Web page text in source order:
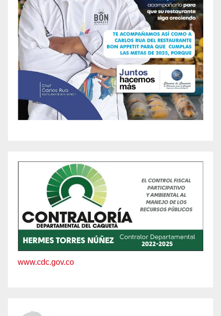
www.cdc.gov.co